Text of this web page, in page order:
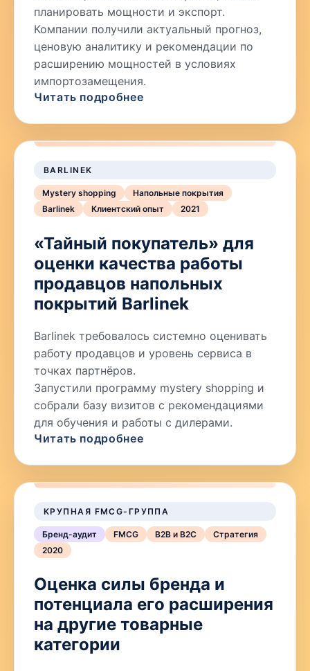
планировать мощности и экспорт.
Компании получили актуальный прогноз,
ценовую аналитику и рекомендации по
расширению мощностей в условиях
импортозамещения.
Читать подробнее
BARLINEK
Mystery shopping
Напольные покрытия
Barlinek
Клиентский опыт 2021
«Тайный покупатель» для
оценки качества работы
продавцов напольных
покрытий Barlinek
Barlinek требовалось системно оценивать
работу продавцов и уровень сервиса в
точках партнёров.
Запустили программу mystery shopping и
собрали базу визитов с рекомендациями
для обучения и работы с дилерами.
Читать подробнее
КРУПНАЯ FMCG-ГРУППА
Бренд-аудит FMCG B2B и B2C
Стратегия
2020
Оценка силы бренда и
потенциала его расширения
на другие товарные
категории